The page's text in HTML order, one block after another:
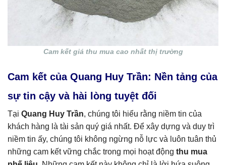
Cam kết giá thu mua cao nhất thị trường
Cam kết của Quang Huy Trần: Nền tảng của
sự tin cậy và hài lòng tuyệt đối
Tại Quang Huy Trần, chúng tôi hiểu rằng niềm tin của
khách hàng là tài sản quý giá nhất. Để xây dựng và duy trì
niềm tin ấy, chúng tôi không ngừng nỗ lực và luôn tuân thủ
những cam kết vững chắc trong mọi hoạt động thu mua